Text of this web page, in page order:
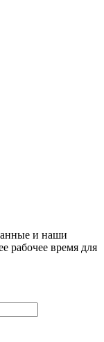
и наши
рабочее время для